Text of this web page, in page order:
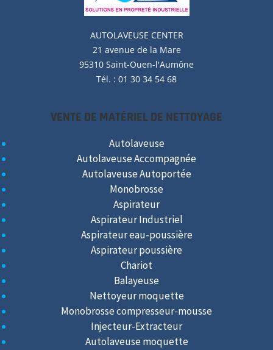
AUTOLAVEUSE CENTER
21 avenue de la Mare
95310 Saint-Ouen-l'Aumône
Tél. : 01 30 34 54 68
VENTE DE MATÉRIEL DE NETTOYAGE
Autolaveuse
Autolaveuse Accompagnée
Autolaveuse Autoportée
Monobrosse
Aspirateur
Aspirateur Industriel
Aspirateur eau-poussière
Aspirateur poussière
Chariot
Balayeuse
Nettoyeur moquette
Monobrosse compresseur-mousse
Injecteur-Extracteur
Autolaveuse moquette